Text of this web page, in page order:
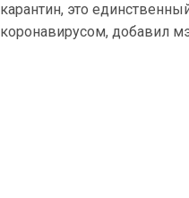
карантин, это
коронавирусом, добавил